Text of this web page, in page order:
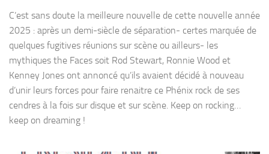
C’est sans doute la meilleure nouvelle de cette nouvelle année
2025 : après un demi-siècle de séparation- certes marquée de
quelques fugitives réunions sur scène ou ailleurs- les
mythiques the Faces soit Rod Stewart, Ronnie Wood et
Kenney Jones ont annoncé qu’ils avaient décidé à nouveau
d’unir leurs forces pour faire renaitre ce Phénix rock de ses
cendres à la fois sur disque et sur scène. Keep on rocking…
keep on dreaming !